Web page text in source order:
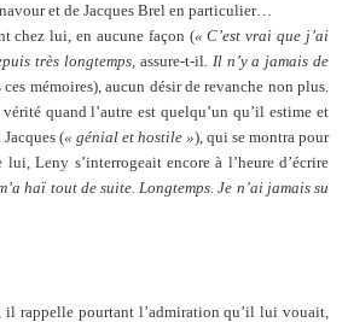
et de Jacques Brel en particulier…
chez lui, en aucune façon (« C’est vrai que j’ai
très longtemps, assure-t-il. Il n’y a jamais de
ces mémoires), aucun désir de revanche non plus.
quand l’autre est quelqu’un qu’il estime et
(« génial et hostile »), qui se montra pour
Leny s’interrogeait encore à l’heure d’écrire
haï tout de suite. Longtemps. Je n’ai jamais su
il rappelle pourtant l’admiration qu’il lui vouait,